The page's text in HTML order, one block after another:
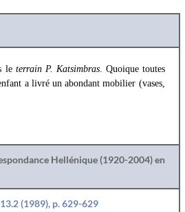
le terrain P. Katsimbras. Quoique toutes
a livré un abondant mobilier (vases,
Hellénique (1920-2004) en
(1989), p. 629-629